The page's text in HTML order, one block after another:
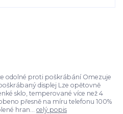
odolné proti poškrábání Omezuje
displej Lze opětovně
sklo, temperované více než 4
přesně na míru telefonu 100%
hran... celý popis